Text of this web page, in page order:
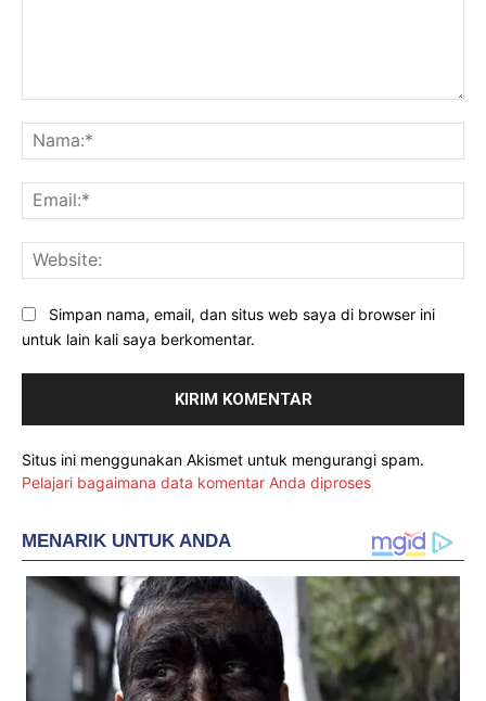
Simpan nama, email, dan situs web saya di browser ini
untuk lain kali saya berkomentar.
Situs ini menggunakan Akismet untuk mengurangi spam.
Pelajari bagaimana data komentar Anda diproses